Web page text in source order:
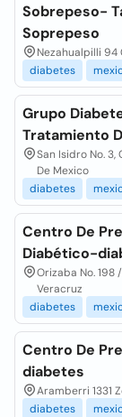
Sobrepeso-
Soprepeso
Nezahualpilli 94
diabetes
Grupo
Tratamiento
San Isidro No.
De Mexico
diabetes
Centro De
Diabético-
Orizaba No. 198
Veracruz
diabetes
Centro De
diabetes
Aramberri 1331
diabetes